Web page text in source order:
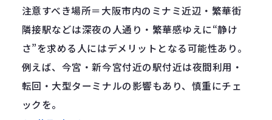
注意すべき場所＝大阪市内のミナミ近辺・繁華街
隣接駅などは深夜の人通り・繁華感ゆえに“静け
さ”を求める人にはデメリットとなる可能性あり。
例えば、今宮・新今宮付近の駅付近は夜間利用・
転回・大型ターミナルの影響もあり、慎重にチェ
ックを。